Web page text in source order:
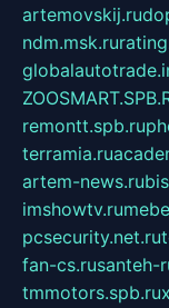
artemovskij.ru
ndm.msk.ru
remontt.spb.ru
terramia.ru
artem-news.ru
imshowtv.ru
pcsecurity.net.ru
fan-cs.rusanteh-
tmmotors.spb.ru